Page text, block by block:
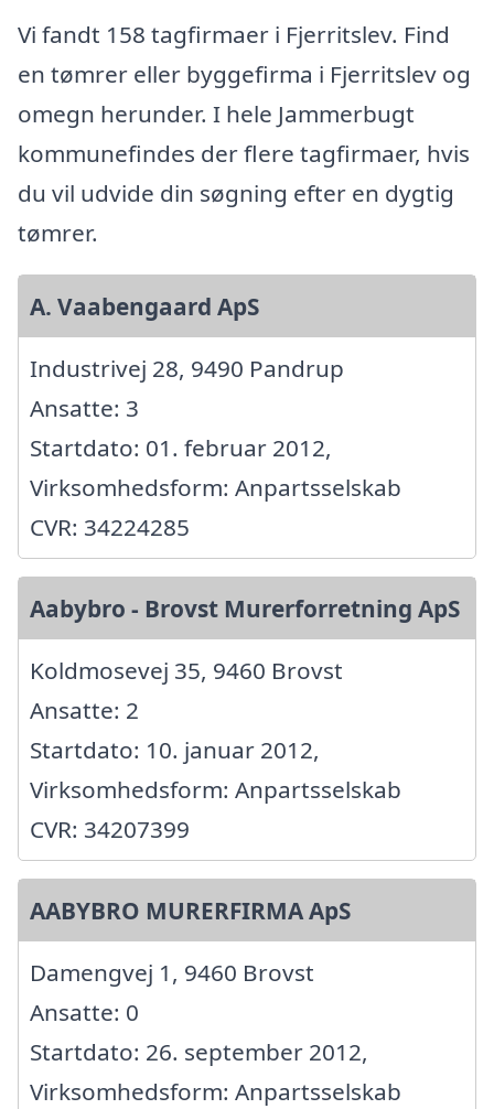
Vi fandt 158 tagfirmaer i Fjerritslev. Find
en tømrer eller byggefirma i Fjerritslev og
omegn herunder. I hele Jammerbugt
kommunefindes der flere tagfirmaer, hvis
du vil udvide din søgning efter en dygtig
tømrer.
A. Vaabengaard ApS
Industrivej 28, 9490 Pandrup
Ansatte: 3
Startdato: 01. februar 2012,
Virksomhedsform: Anpartsselskab
CVR: 34224285
Aabybro - Brovst Murerforretning ApS
Koldmosevej 35, 9460 Brovst
Ansatte: 2
Startdato: 10. januar 2012,
Virksomhedsform: Anpartsselskab
CVR: 34207399
AABYBRO MURERFIRMA ApS
Damengvej 1, 9460 Brovst
Ansatte: 0
Startdato: 26. september 2012,
Virksomhedsform: Anpartsselskab